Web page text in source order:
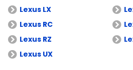
Lexus LX
Lexus RC
Lexus RZ
Lexus UX